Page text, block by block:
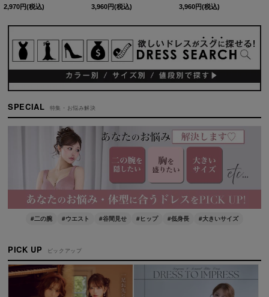
2,970円(税込) 3,960円(税込) 3,960円(税込)
SPECIAL 特集・お悩み解決
#二の腕 #ウエスト #谷間見せ #ヒップ #低身長 #大きいサイズ
PICK UP ピックアップ